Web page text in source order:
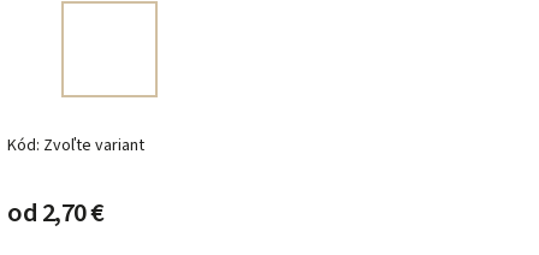
Kód: Zvoľte variant
od2,70 €